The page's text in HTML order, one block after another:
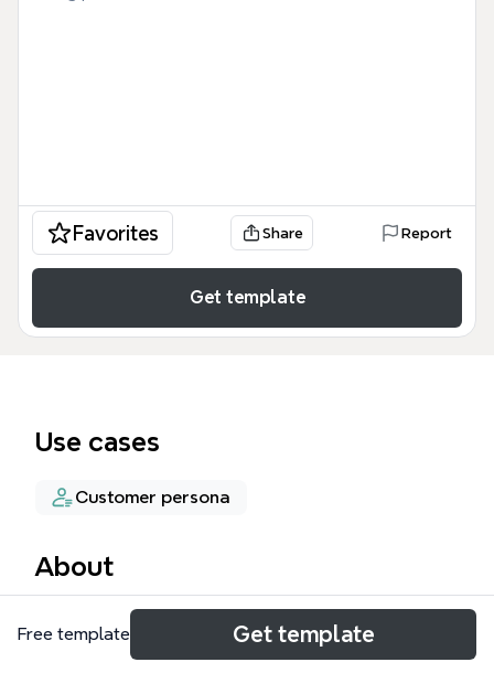
Favorites Share Report
Get template
Use cases
Customer persona
About
Анализ ЦА для таргета ВК шаблон — это
структурированный инструмент для
Free template Get template